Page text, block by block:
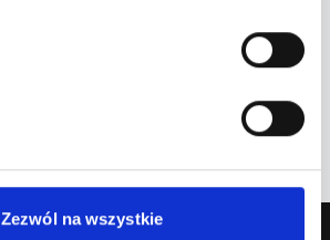
Zezwól na wszystkie